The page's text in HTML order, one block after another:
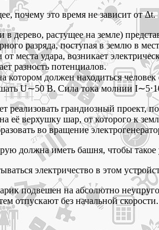
почему это время не зависит от Δt.
дерево, растущее на земле)
разряда, поступая в землю в
места удара, возникает
разность потенциалов.
котором должен находиться
U∼50 В. Сила тока молнии
реализовать грандиозный проект,
верхушку шар, от которого к
во вращение
должна иметь башня, чтобы такое
электричество в этом
подвешен на абсолютно
отпускают без начальной